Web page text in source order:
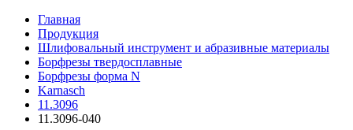
Главная
Продукция
Шлифовальный инструмент и абразивные материалы
Борфрезы твердосплавные
Борфрезы форма N
Karnasch
11.3096
11.3096-040